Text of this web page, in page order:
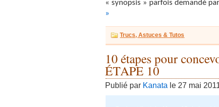
« synopsis » parfois demandé
»
Trucs, Astuces & Tutos
10 étapes pour
ÉTAPE 10
Publié par Kanata le 27 mai